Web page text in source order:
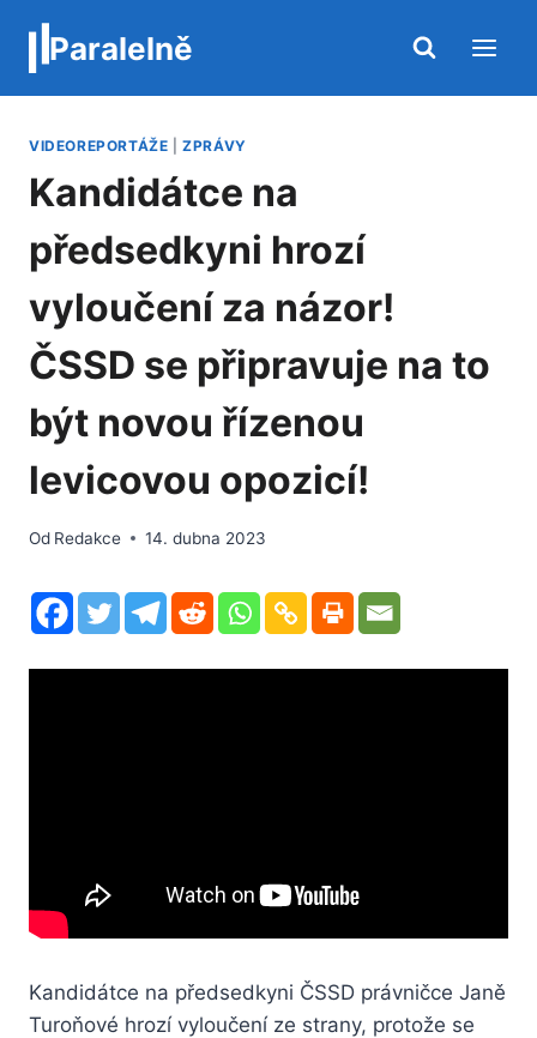
obsah
Paralelně
VIDEOREPORTÁŽE |ZPRÁVY
Kandidátce na
předsedkyni hrozí
vyloučení za názor!
ČSSD se připravuje na to
být novou řízenou
levicovou opozicí!
Od Redakce 14. dubna 2023
Kandidátce na předsedkyni ČSSD právničce Janě
Turoňové hrozí vyloučení ze strany, protože se